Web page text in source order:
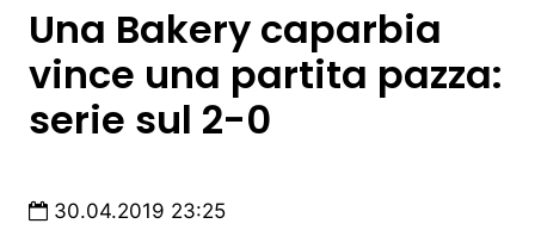
Una Bakery caparbia
vince una partita pazza:
serie sul 2-0
30.04.2019 23:25